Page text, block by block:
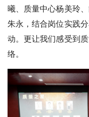
曦、质量中心杨美玲
朱永，结合岗位实践
动。更让我们感受到
络。